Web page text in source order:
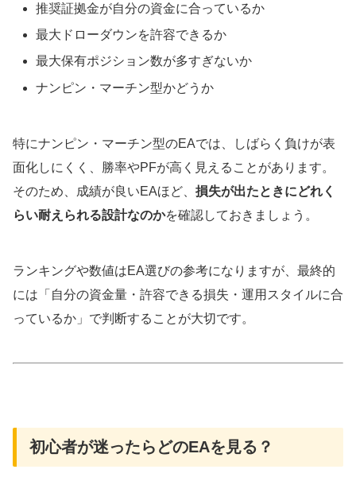
推奨証拠金が自分の資金に合っているか
最大ドローダウンを許容できるか
最大保有ポジション数が多すぎないか
ナンピン・マーチン型かどうか
特にナンピン・マーチン型のEAでは、しばらく負けが表
面化しにくく、勝率やPFが高く見えることがあります。
そのため、成績が良いEAほど、 損失が出たときにどれく
らい耐えられる設計なのかを確認しておきましょう。
ランキングや数値はEA選びの参考になりますが、最終的
には「自分の資金量・許容できる損失・運用スタイルに合
っているか」で判断することが大切です。
初心者が迷ったらどのEAを見る？